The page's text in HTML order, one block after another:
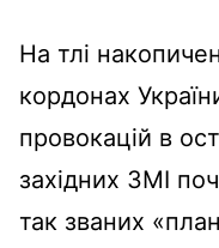
На тлі
кордонах
провокацій в
західних ЗМІ
так званих